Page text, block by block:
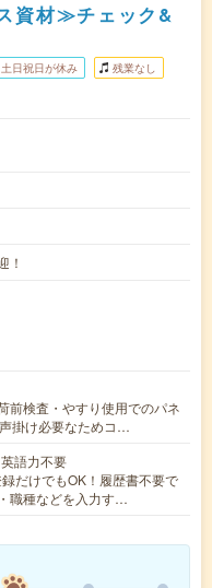
資材≫チェック&
土日祝日が休み 残業なし
！
前検査・やすり使用でのパネ
掛け必要なためコ…
語力不要
だけでもOK！履歴書不要で
職種などを入力す…